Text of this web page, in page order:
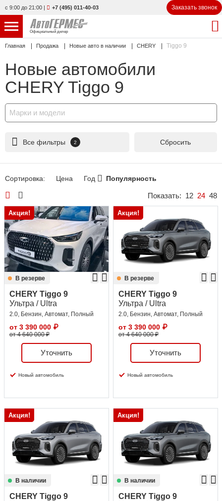
с 9:00 до 21:00 | +7 (495) 011-40-03 Заказать звонок
Официальный дилер
НОВЫЕ АВТОМОБИЛИ
С ПРОБЕГОМ 841 авто
УСЛУГИ
АКЦИИ
КОНТАКТЫ
Избранное
Сравнение
Личный кабинет
Главная Продажа Новые авто в наличии CHERY Tiggo 9
Новые автомобили
CHERY Tiggo 9
Марки и модели
Все фильтры 2 Сбросить
Сортировка: Цена Год Популярность
Показать: 12 24 48
Акция!
В резерве
CHERY Tiggo 9
Ультра / Ultra
2.0, Бензин, Автомат, Полный
от 3 390 000 ₽
от 4 640 000 ₽
Уточнить
Новый автомобиль
Акция!
В резерве
CHERY Tiggo 9
Ультра / Ultra
2.0, Бензин, Автомат, Полный
от 3 390 000 ₽
от 4 640 000 ₽
Уточнить
Новый автомобиль
Акция!
В наличии
CHERY Tiggo 9
Акция!
В наличии
CHERY Tiggo 9